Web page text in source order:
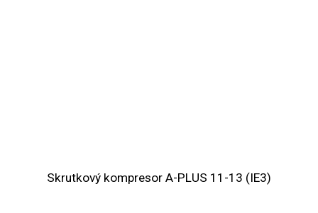
Skrutkový kompresor A-PLUS 11-13 (IE3)